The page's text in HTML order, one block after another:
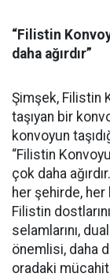
“Filistin
daha ağırdır”
Şimşek, Filistin
taşıyan bir
konvoyun
“Filistin
çok daha
her şehirde,
Filistin
selamlarını,
önemlisi, daha
oradaki